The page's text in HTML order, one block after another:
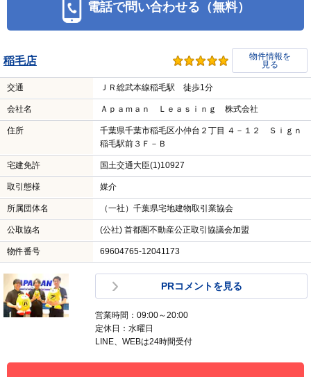
電話で問い合わせる（無料）
稲毛店
物件情報を
見る
交通 ＪＲ総武本線稲毛駅 徒歩1分
会社名 Ａｐａｍａｎ Ｌｅａｓｉｎｇ 株式会社
住所
千葉県千葉市稲毛区小仲台２丁目 ４－１２ Ｓｉｇｎ
稲毛駅前３Ｆ－Ｂ
宅建免許 国土交通大臣(1)10927
取引態様 媒介
所属団体名 （一社）千葉県宅地建物取引業協会
公取協名 (公社) 首都圏不動産公正取引協議会加盟
物件番号 69604765-12041173
PRコメントを見る
営業時間：09:00～20:00
定休日：水曜日
LINE、WEBは24時間受付